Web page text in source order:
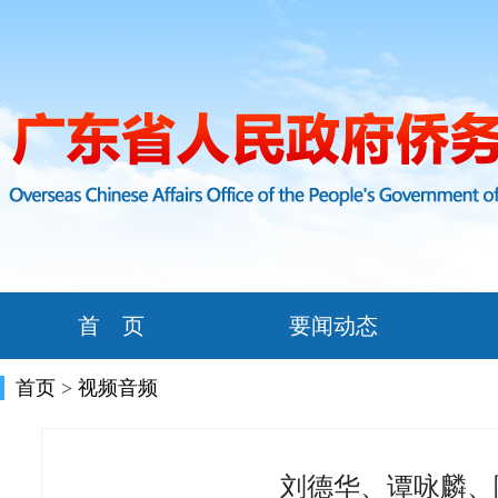
首 页 要闻动态
首页 > 视频音频
刘德华、谭咏麟